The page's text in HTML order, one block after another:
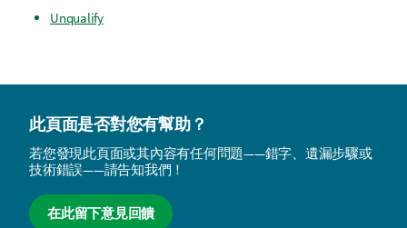
Unqualify
此頁面是否對您有幫助？
若您發現此頁面或其內容有任何問題——錯字、遺漏步驟或
技術錯誤——請告知我們！
在此留下意見回饋